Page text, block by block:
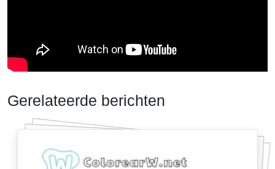
Gerelateerde berichten